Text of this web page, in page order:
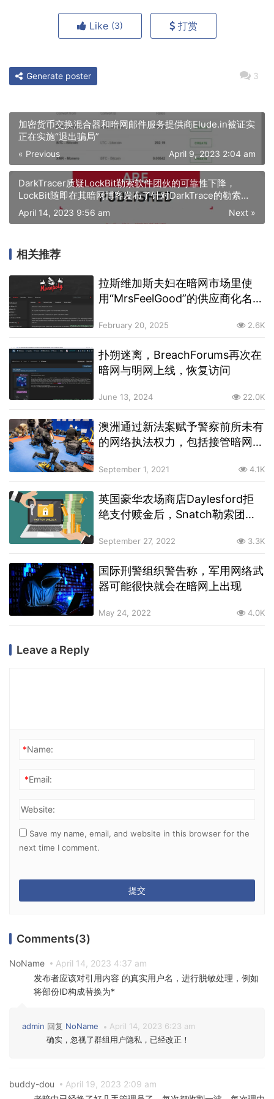
Like (3) 打赏
3
Generate poster
加密货币交换混合器和暗网邮件服务提供商Elude.in被证实
正在实施“退出骗局”
« Previous April 9, 2023 2:04 am
DarkTracer质疑LockBit勒索软件团伙的可靠性下降，
LockBit随即在其暗网博客发布了针对DarkTrace的勒索信
息
Next »
April 14, 2023 9:56 am
相关推荐
拉斯维加斯夫妇在暗网市场里使
用“MrsFeelGood”的供应商化名贩
February 20, 2025 2.6K
扑朔迷离，BreachForums再次在
暗网与明网上线，恢复访问
June 13, 2024 22.0K
澳洲通过新法案赋予警察前所未有
的网络执法权力，包括接管暗网账
September 1, 2021 4.1K
英国豪华农场商店Daylesford拒
绝支付赎金后，Snatch勒索团伙
暗网上
September 27, 2022 3.3K
国际刑警组织警告称，军用网络武
器可能很快就会在暗网上出现
May 24, 2022 4.0K
Leave a Reply
*Name:
*Email:
Website:
Save my name, email, and website in this browser for the
next time I comment.
Comments(3)
NoName
April 14, 2023 4:37 am
发布者应该对引用内容 的真实用户名，进行脱敏处理，例如
将部份ID构成替换为*
admin 回复 NoName
April 14, 2023 6:23 am
确实，忽视了群组用户隐私，已经改正！
buddy-dou
April 19, 2023 2:09 am